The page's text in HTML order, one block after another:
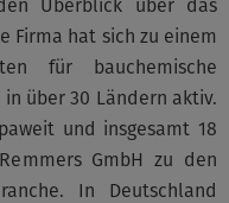
Überblick über das
Firma hat sich zu einem
für bauchemische
über 30 Ländern aktiv.
und insgesamt 18
GmbH zu den
In Deutschland